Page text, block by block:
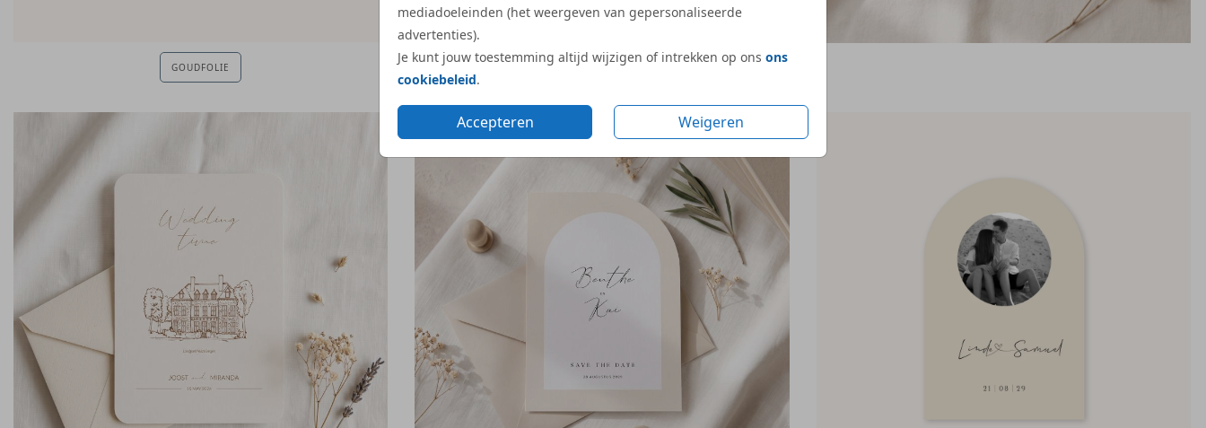
mediadoeleinden (het weergeven van gepersonaliseerde
advertenties).
Je kunt jouw toestemming altijd wijzigen of intrekken op ons ons
cookiebeleid.
Accepteren Weigeren
GOUDFOLIE LIJNTEKENING TROUWLOCATIE